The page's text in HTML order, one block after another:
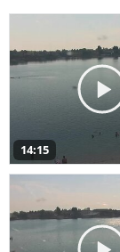
14:15